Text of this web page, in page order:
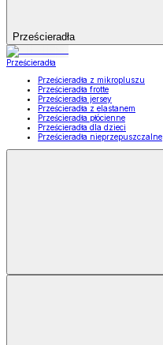
Prześcieradła
Prześcieradła
Prześcieradła z mikropluszu
Prześcieradła frotte
Prześcieradła jersey
Prześcieradła z elastanem
Prześcieradła płócienne
Prześcieradła dla dzieci
Prześcieradła nieprzepuszczalne